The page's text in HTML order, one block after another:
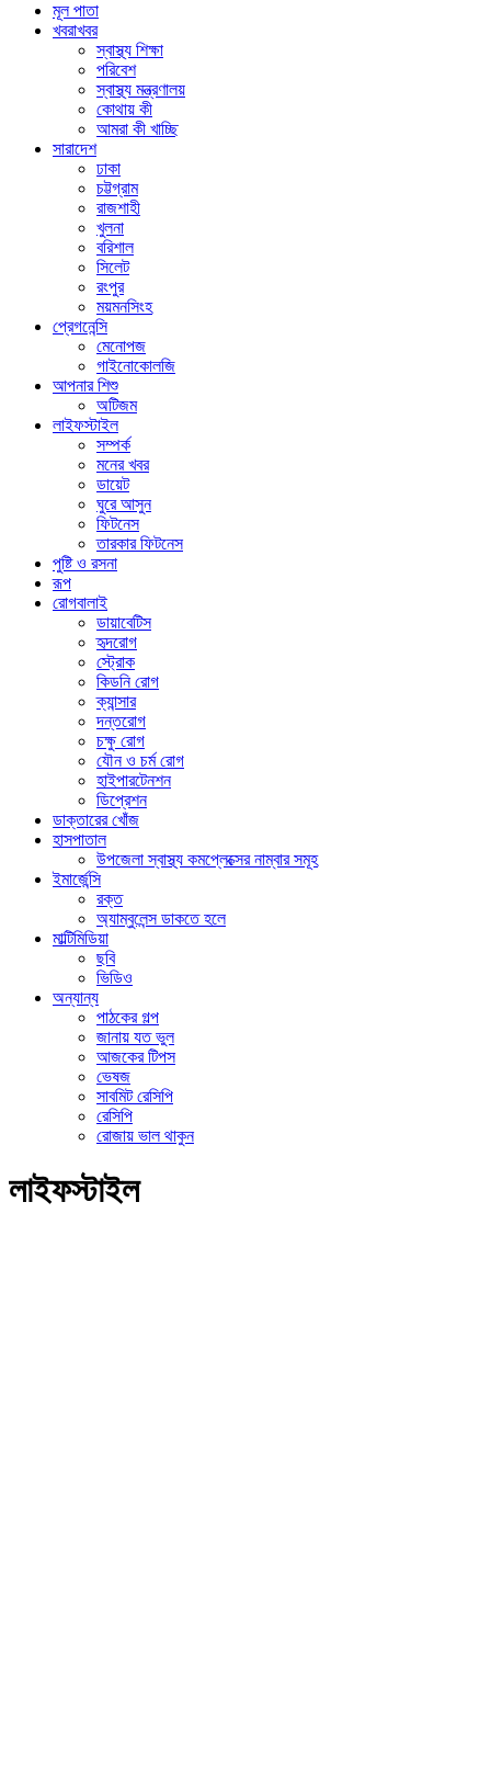
মূল পাতা
খবরাখবর
স্বাস্থ্য শিক্ষা
পরিবেশ
স্বাস্থ্য মন্ত্রণালয়
কোথায় কী
আমরা কী খাচ্ছি
সারাদেশ
ঢাকা
চট্টগ্রাম
রাজশাহী
খুলনা
বরিশাল
সিলেট
রংপুর
ময়মনসিংহ
প্রেগনেন্সি
মেনোপজ
গাইনোকোলজি
আপনার শিশু
অটিজম
লাইফস্টাইল
সম্পর্ক
মনের খবর
ডায়েট
ঘুরে আসুন
ফিটনেস
তারকার ফিটনেস
পুষ্টি ও রসনা
রূপ
রোগবালাই
ডায়াবেটিস
হৃদরোগ
স্ট্রোক
কিডনি রোগ
ক্যান্সার
দন্তরোগ
চক্ষু রোগ
যৌন ও চর্ম রোগ
হাইপারটেনশন
ডিপ্রেশন
ডাক্তারের খোঁজ
হাসপাতাল
উপজেলা স্বাস্থ্য কমপ্লেক্সের নাম্বার সমূহ
ইমার্জেন্সি
রক্ত
অ্যাম্বুলেন্স ডাকতে হলে
মাল্টিমিডিয়া
ছবি
ভিডিও
অন্যান্য
পাঠকের গল্প
জানায় যত ভুল
আজকের টিপস
ভেষজ
সাবমিট রেসিপি
রেসিপি
রোজায় ভাল থাকুন
লাইফস্টাইল